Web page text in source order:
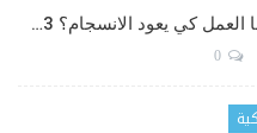
كي يعود الانسجام؟ 3…
0